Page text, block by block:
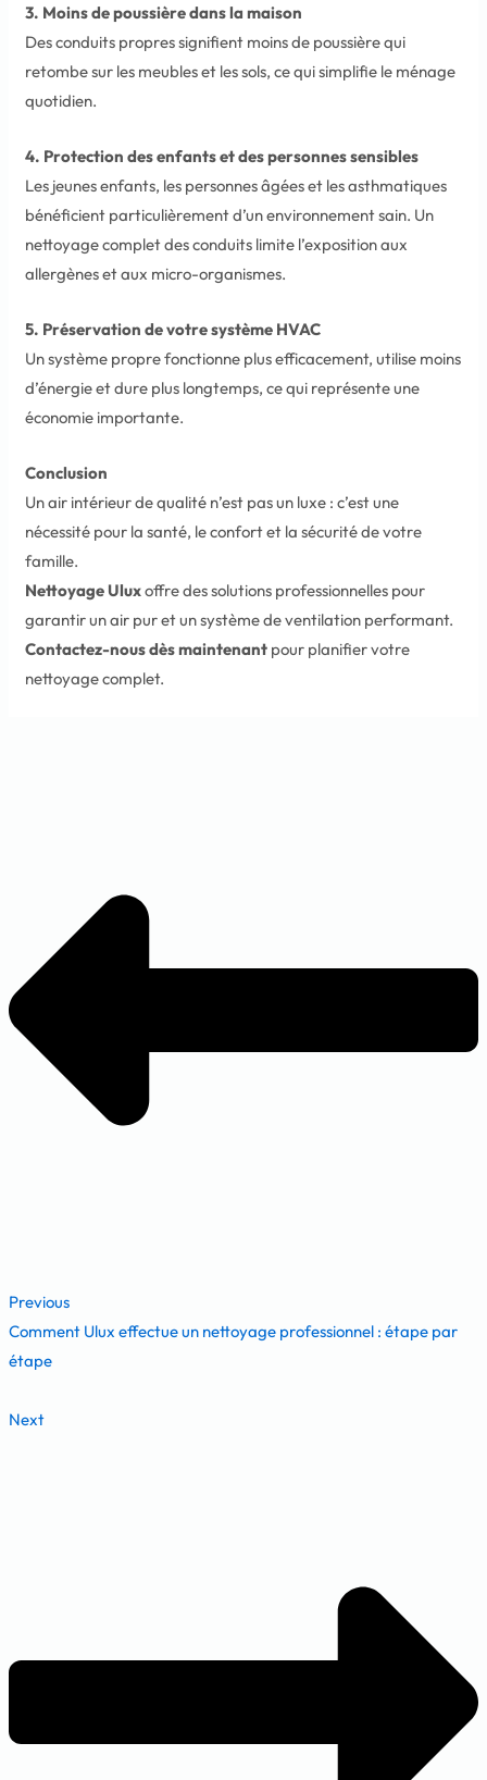
3. Moins de poussière dans la maison
Des conduits propres signifient moins de poussière qui
retombe sur les meubles et les sols, ce qui simplifie le ménage
quotidien.
4. Protection des enfants et des personnes sensibles
Les jeunes enfants, les personnes âgées et les asthmatiques
bénéficient particulièrement d’un environnement sain. Un
nettoyage complet des conduits limite l’exposition aux
allergènes et aux micro-organismes.
5. Préservation de votre système HVAC
Un système propre fonctionne plus efficacement, utilise moins
d’énergie et dure plus longtemps, ce qui représente une
économie importante.
Conclusion
Un air intérieur de qualité n’est pas un luxe : c’est une
nécessité pour la santé, le confort et la sécurité de votre
famille.
Nettoyage Uluxoffre des solutions professionnelles pour
garantir un air pur et un système de ventilation performant.
Contactez-nous dès maintenant pour planifier votre
nettoyage complet.
Previous
Comment Ulux effectue un nettoyage professionnel : étape par
étape
Next